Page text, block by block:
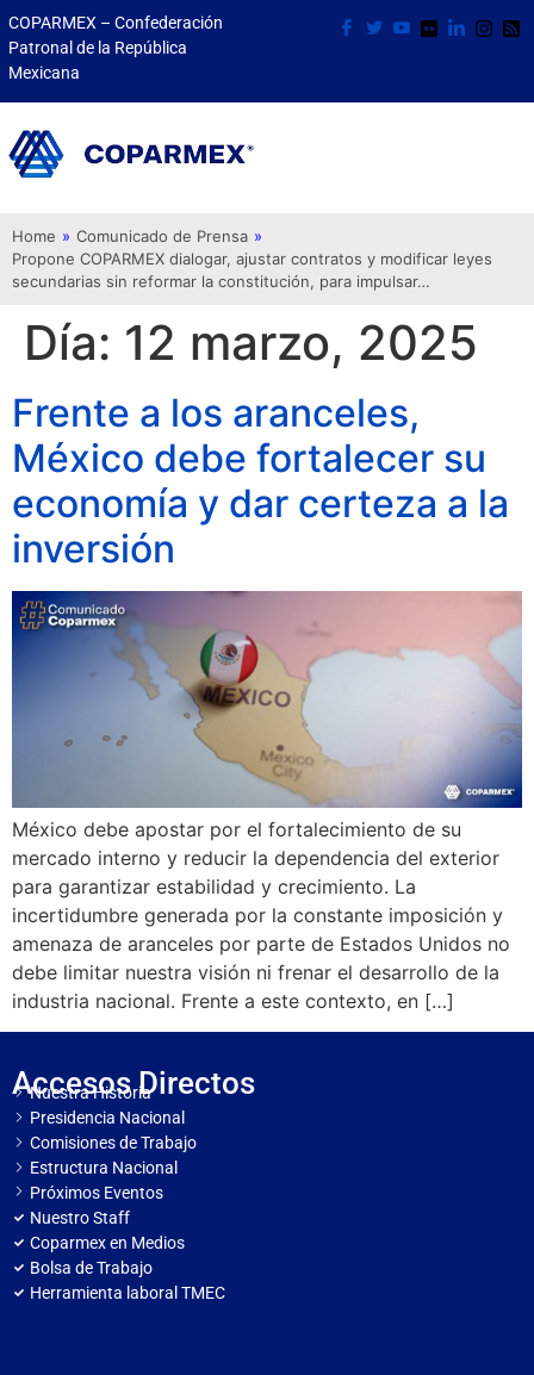
COPARMEX – Confederación
Patronal de la República
Mexicana
Home » Comunicado de Prensa »
Propone COPARMEX dialogar, ajustar contratos y modificar leyes
secundarias sin reformar la constitución, para impulsar…
Día: 12 marzo, 2025
Frente a los aranceles,
México debe fortalecer su
economía y dar certeza a la
inversión
México debe apostar por el fortalecimiento de su
mercado interno y reducir la dependencia del exterior
para garantizar estabilidad y crecimiento. La
incertidumbre generada por la constante imposición y
amenaza de aranceles por parte de Estados Unidos no
debe limitar nuestra visión ni frenar el desarrollo de la
industria nacional. Frente a este contexto, en […]
Accesos Directos
Nuestra Historia
Presidencia Nacional
Comisiones de Trabajo
Estructura Nacional
Próximos Eventos
Nuestro Staff
Coparmex en Medios
Bolsa de Trabajo
Herramienta laboral TMEC